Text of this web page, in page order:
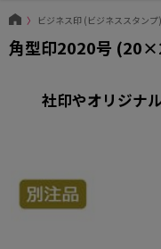
〉 ビジネス印 (ビジネススタンプ)
角型印2020号
社印やオリジナ